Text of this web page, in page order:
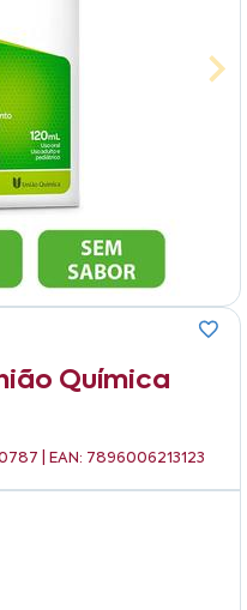
Química
| EAN: 7896006213123